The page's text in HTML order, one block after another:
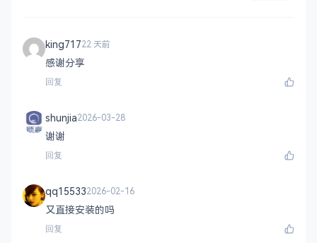
king71722 天前
感谢分享
回复
shunjia2026-03-28
谢谢
回复
qq155332026-02-16
又直接安装的吗
回复